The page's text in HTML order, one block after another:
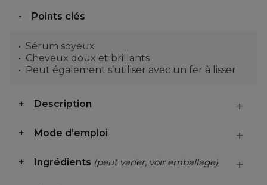
Points clés
Sérum soyeux
Cheveux doux et brillants
Peut également s’utiliser avec un fer à lisser
Description
Mode d'emploi
Ingrédients (peut varier, voir emballage)